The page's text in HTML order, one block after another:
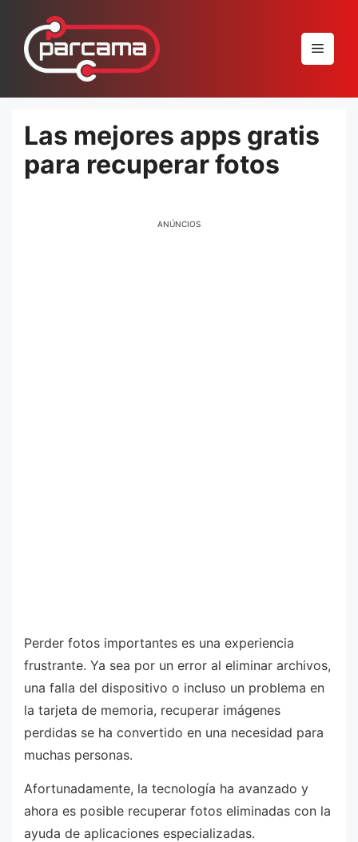
conteúdo
Menu
Las mejores apps gratis
para recuperar fotos
ANÚNCIOS
Perder fotos importantes es una experiencia
frustrante. Ya sea por un error al eliminar archivos,
una falla del dispositivo o incluso un problema en
la tarjeta de memoria, recuperar imágenes
perdidas se ha convertido en una necesidad para
muchas personas.
Afortunadamente, la tecnología ha avanzado y
ahora es posible recuperar fotos eliminadas con la
ayuda de aplicaciones especializadas.